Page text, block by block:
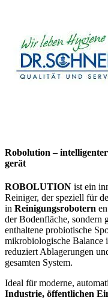
Robolution –
gerät
ROBOLUTION ist ein
Reiniger, der speziell für
in Reinigungsrobotern
der Bodenfläche, sondern
enthaltene probiotische
mikrobiologische Balance
reduziert Ablagerungen
gesamten System.
Ideal für moderne,
Industrie, öffentlichen